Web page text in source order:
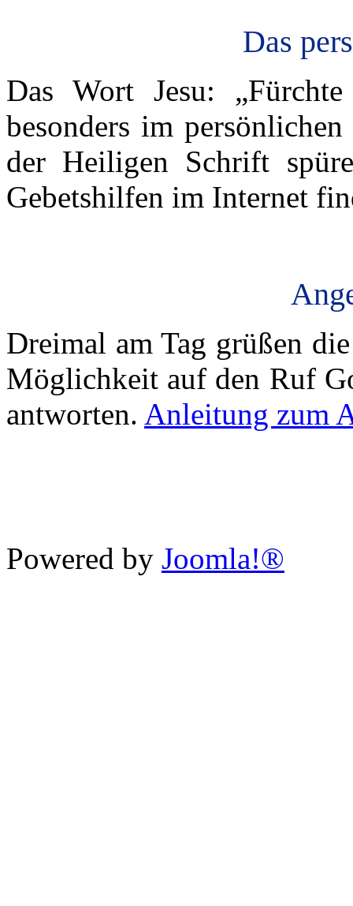
Das
Das Wort Jesu:
besonders im
der Heiligen Schrift
Gebetshilfen im Internet
Dreimal am Tag grüßen
Möglichkeit auf den Ruf
antworten. Anleitung zum
Powered by Joomla!®